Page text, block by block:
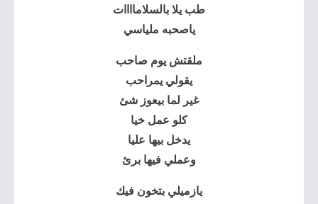
طب يلا بالسلاماااات
ياصحبه ملياسي
ملقتش يوم صاحب
يقولي يمراحب
غير لما بيعوز شئ
كلو عمل خيا
يدخل بيها عليا
وعملي فيها برئ
يازميلي بتخون فيك